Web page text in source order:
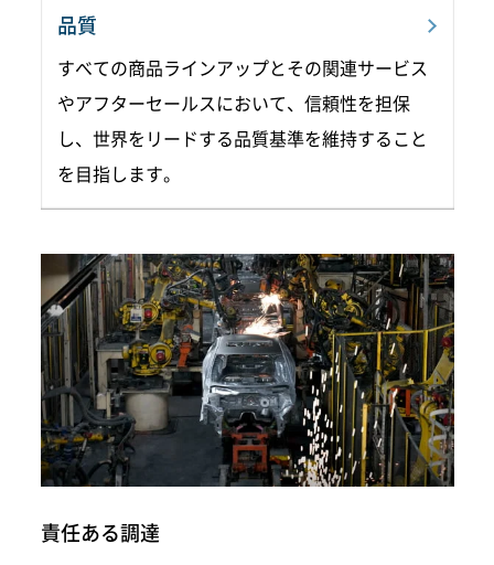
品質
すべての商品ラインアップとその関連サービス
やアフターセールスにおいて、信頼性を担保
し、世界をリードする品質基準を維持すること
を目指します。
責任ある調達